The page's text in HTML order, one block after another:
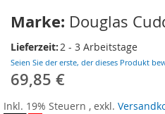
springen
Marke: Douglas
Lieferzeit:2 - 3 Arbeitstage
Seien Sie der erste, der dieses Produkt
69,85 €
Inkl. 19% Steuern , exkl.